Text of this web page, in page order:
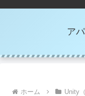
ア
ホーム Unity